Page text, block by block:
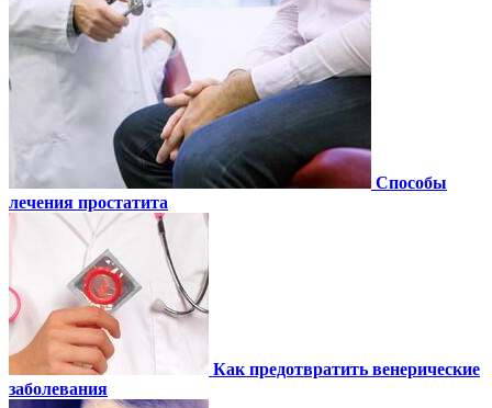
Способы
лечения простатита
Как предотвратить венерические
заболевания